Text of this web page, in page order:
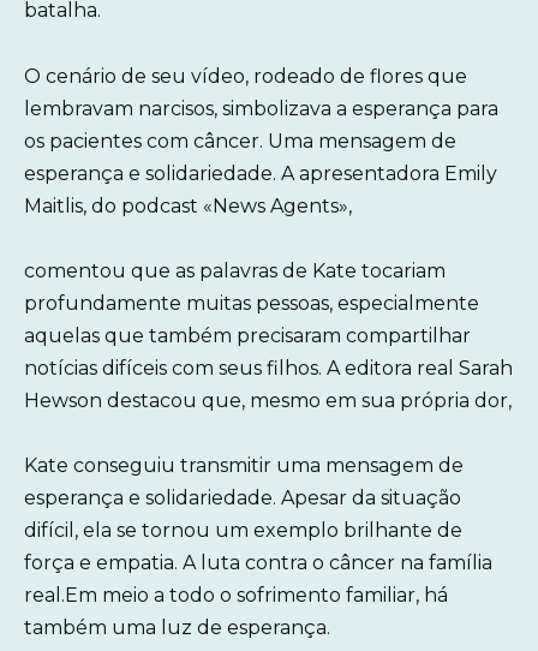
batalha.
O cenário de seu vídeo, rodeado de flores que
lembravam narcisos, simbolizava a esperança para
os pacientes com câncer. Uma mensagem de
esperança e solidariedade. A apresentadora Emily
Maitlis, do podcast «News Agents»,
comentou que as palavras de Kate tocariam
profundamente muitas pessoas, especialmente
aquelas que também precisaram compartilhar
notícias difíceis com seus filhos. A editora real Sarah
Hewson destacou que, mesmo em sua própria dor,
Kate conseguiu transmitir uma mensagem de
esperança e solidariedade. Apesar da situação
difícil, ela se tornou um exemplo brilhante de
força e empatia. A luta contra o câncer na família
real.Em meio a todo o sofrimento familiar, há
também uma luz de esperança.